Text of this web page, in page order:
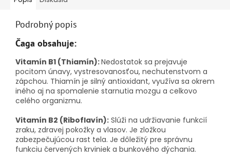
Podrobný popis
Čaga obsahuje:
Vitamín B1 (Thiamín):Nedostatok sa prejavuje
pocitom únavy, vystresovanosťou, nechutenstvom a
zápchou. Thiamín je silný antioxidant, využíva sa okrem
iného aj na spomalenie starnutia mozgu a celkovo
celého organizmu.
Vitamín B2 (Riboflavín): Slúži na udržiavanie funkcií
zraku, zdravej pokožky a vlasov. Je zložkou
zabezpečujúcou rast tela. Je dôležitý pre správnu
funkciu červených krviniek a bunkového dýchania.